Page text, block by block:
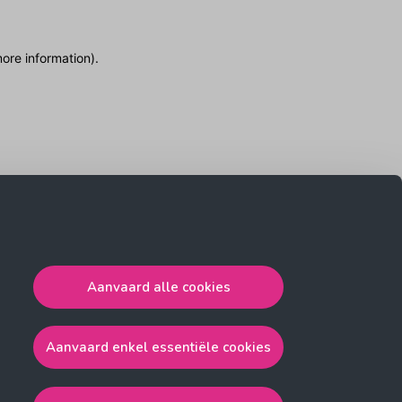
Aanvaard alle cookies
Aanvaard enkel essentiële cookies
information).